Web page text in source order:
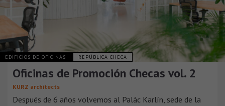
EDIFICIOS DE OFICINAS REPÚBLICA CHECA
Oficinas de Promoción Checas vol. 2
KURZ architects
Después de 6 años volvemos al Palác Karlín, sede de la